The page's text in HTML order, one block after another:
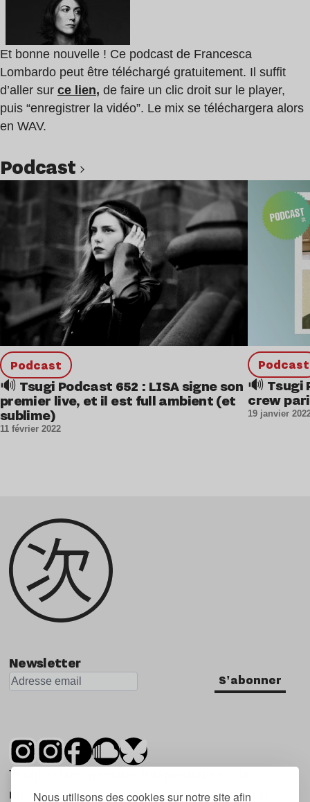
Nous utilisons des cookies sur notre site afin
Et bonne nouvelle ! Ce podcast de Francesca
Lombardo peut être téléchargé gratuitement. Il suffit
d’aller sur ce lien, de faire un clic droit sur le player,
puis “enregistrer la vidéo”. Le mix se téléchargera alors
en WAV.
podcast
podcast
🔊 Tsugi Podcast 652 : LISA signe son
premier live, et il est full ambient (et
sublime)
11 février 2022
podcast
🔊 Tsugi
crew
19 janvier
Lire l’article
Newsletter
S'abonner
Tsugi est un mensuel indépendant sur la
musique et les nouvelles tendances, dont la